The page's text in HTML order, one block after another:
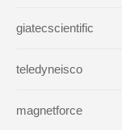
giatecscientific
teledyneisco
magnetforce